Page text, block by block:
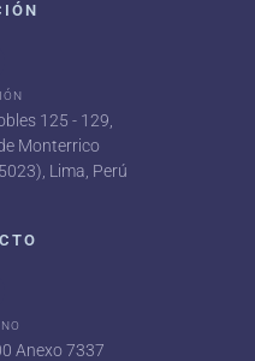
125 - 129,
Monterrico
Lima, Perú
Anexo 7337